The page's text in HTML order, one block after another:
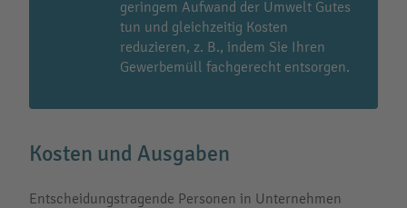
geringem Aufwand der Umwelt Gutes
tun und gleichzeitig Kosten
reduzieren, z. B., indem Sie Ihren
Gewerbemüll fachgerecht entsorgen.
Kosten und Ausgaben
Entscheidungstragende Personen in Unternehmen